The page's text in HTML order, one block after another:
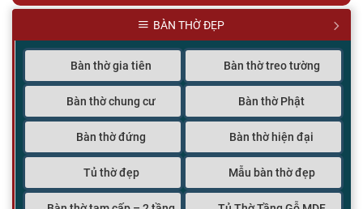
BÀN THỜ ĐẸP
Bàn thờ gia tiên Bàn thờ treo tường
Bàn thờ chung cư Bàn thờ Phật
Bàn thờ đứng Bàn thờ hiện đại
Tủ thờ đẹp Mẫu bàn thờ đẹp